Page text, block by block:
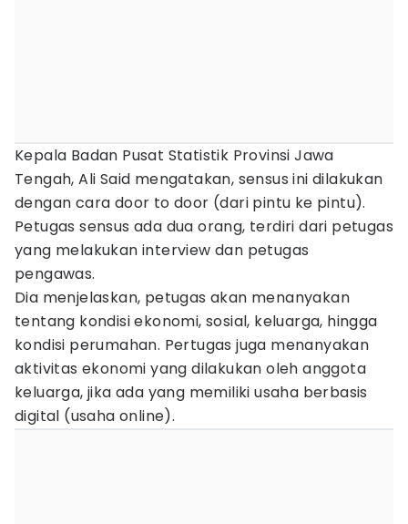
Kepala Badan Pusat Statistik Provinsi Jawa
Tengah, Ali Said mengatakan, sensus ini dilakukan
dengan cara door to door (dari pintu ke pintu).
Petugas sensus ada dua orang, terdiri dari petugas
yang melakukan interview dan petugas
pengawas.
Dia menjelaskan, petugas akan menanyakan
tentang kondisi ekonomi, sosial, keluarga, hingga
kondisi perumahan. Pertugas juga menanyakan
aktivitas ekonomi yang dilakukan oleh anggota
keluarga, jika ada yang memiliki usaha berbasis
digital (usaha online).